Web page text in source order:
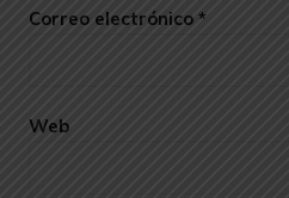
Correo electrónico *
Web